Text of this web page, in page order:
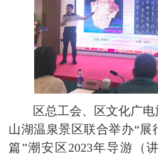
区总工会、区文化广电
山湖温泉景区联合举办“展
篇”潮安区2023年导游（